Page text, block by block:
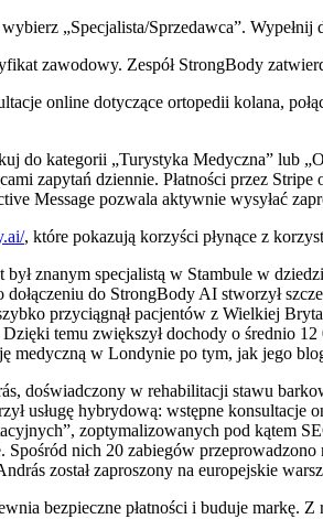
„Specjalista/Sprzedawca”. Wypełnij
zawodowy. Zespół StrongBody
online dotyczące ortopedii kolana,
do kategorii „Turystyka Medyczna” lub
zapytań dziennie. Płatności przez
Message pozwala aktywnie wysyłać
, które pokazują korzyści płynące z
był znanym specjalistą w Stambule w
do StrongBody AI stworzył
przyciągnął pacjentów z Wielkiej
temu zwiększył dochody o
medyczną w Londynie po tym, jak jego
doświadczony w rehabilitacji stawu
usługę hybrydową: wstępne
zoptymalizowanych pod kątem
Spośród nich 20 zabiegów
został zaproszony na europejskie
bezpieczne płatności i buduje